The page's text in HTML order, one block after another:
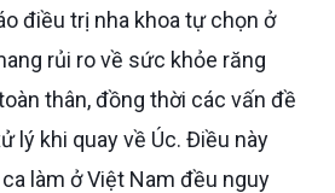
điều trị nha khoa tự chọn ở
rủi ro về sức khỏe răng
thân, đồng thời các vấn đề
lý khi quay về Úc. Điều này
làm ở Việt Nam đều nguy